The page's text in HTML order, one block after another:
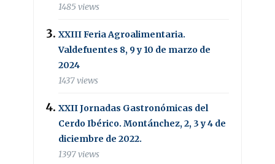
1485 views
XXIII Feria Agroalimentaria.
Valdefuentes 8, 9 y 10 de marzo de
2024
1437 views
XXII Jornadas Gastronómicas del
Cerdo Ibérico. Montánchez, 2, 3 y 4 de
diciembre de 2022.
1397 views